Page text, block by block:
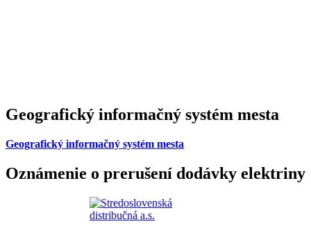
Geografický informačný systém mesta
Geografický informačný systém mesta
Oznámenie o prerušení dodávky elektriny